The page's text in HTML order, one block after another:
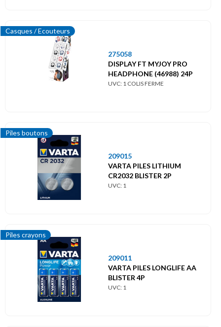
Casques / Ecouteurs
275058
DISPLAY FT MYJOY PRO
HEADPHONE (46988) 24P
UVC: 1 COLIS FERME
Piles boutons
209015
VARTA PILES LITHIUM
CR2032 BLISTER 2P
UVC: 1
Piles crayons
209011
VARTA PILES LONGLIFE AA
BLISTER 4P
UVC: 1